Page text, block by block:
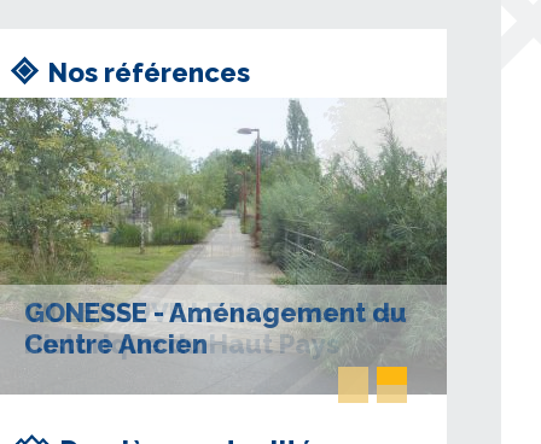
Nos références
GONESSE - Aménagement du
Centre Ancien
VILLENEUVE LE ROI - Quartier
Historique du Haut Pays